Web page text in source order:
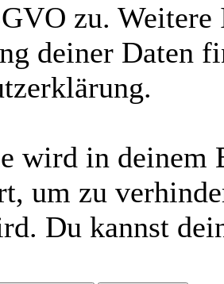
zu.
deiner Daten
wird in deinem
um zu
Du kannst